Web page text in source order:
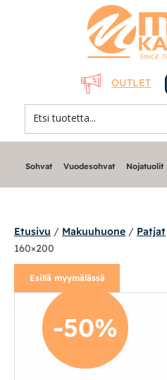
OUTLET
Sohvat
Nojatuolit
Mekanismituolit
Sohvat Vuodesohvat Nojatuolit
Etusivu / Makuuhuone / Patjat
160×200
Esillä myymälässä
-50%